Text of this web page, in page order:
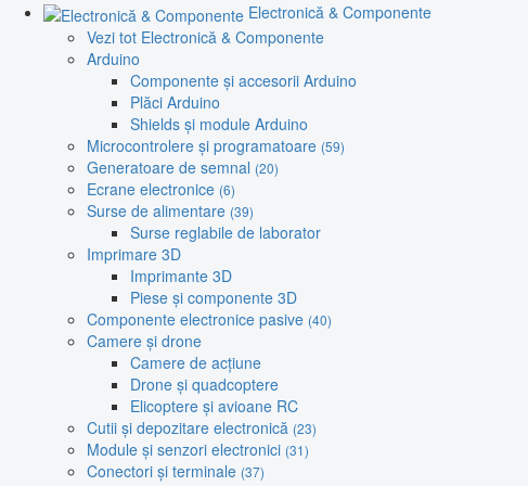
Electronică & Componente
Vezi tot Electronică & Componente
Arduino
Componente și accesorii Arduino
Plăci Arduino
Shields și module Arduino
Microcontrolere și programatoare (59)
Generatoare de semnal (20)
Ecrane electronice (6)
Surse de alimentare (39)
Surse reglabile de laborator
Imprimare 3D
Imprimante 3D
Piese și componente 3D
Componente electronice pasive (40)
Camere și drone
Camere de acțiune
Drone și quadcoptere
Elicoptere și avioane RC
Cutii și depozitare electronică (23)
Module și senzori electronici (31)
Conectori și terminale (37)